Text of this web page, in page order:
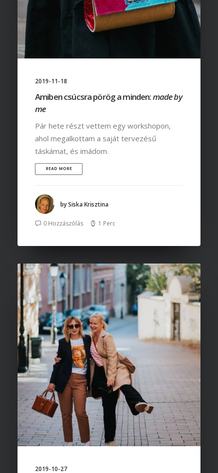
2019-11-18
Amiben csúcsra pörög a minden:made by
me
Pár hete részt vettem egy workshopon,
ahol megalkottam a saját tervezésű
táskámat, és imádom.
READ MORE
by Siska Krisztina
0 Hozzászólás 1 Perc
2019-10-27